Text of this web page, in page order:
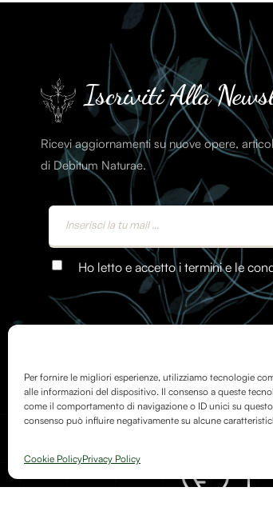
Per fornire le migliori esperienze, utilizziamo tecnologie
alle informazioni del dispositivo. Il consenso a queste
come il comportamento di navigazione o ID unici su
consenso può influire negativamente su alcune
Cookie PolicyPrivacy Policy
Iscriviti Alla
Ricevi aggiornamenti su nuove opere,
di Debitum Naturae.
Ho letto e accetto i termini e le